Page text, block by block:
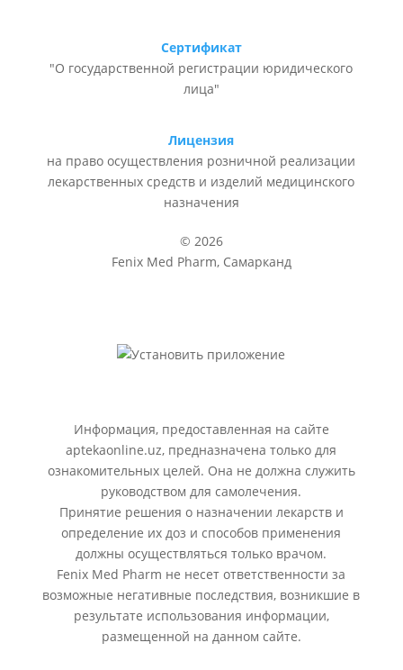
Сертификат
"О государственной регистрации юридического
лица"
Лицензия
на право осуществления розничной реализации
лекарственных средств и изделий медицинского
назначения
© 2026
Fenix Med Pharm, Самарканд
Информация, предоставленная на сайте
aptekaonline.uz, предназначена только для
ознакомительных целей. Она не должна служить
руководством для самолечения.
Принятие решения о назначении лекарств и
определение их доз и способов применения
должны осуществляться только врачом.
Fenix Med Pharm не несет ответственности за
возможные негативные последствия, возникшие в
результате использования информации,
размещенной на данном сайте.